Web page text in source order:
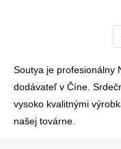
Soutya je profesionálny
dodávateľ v Číne.
vysoko kvalitnými
našej továrne.